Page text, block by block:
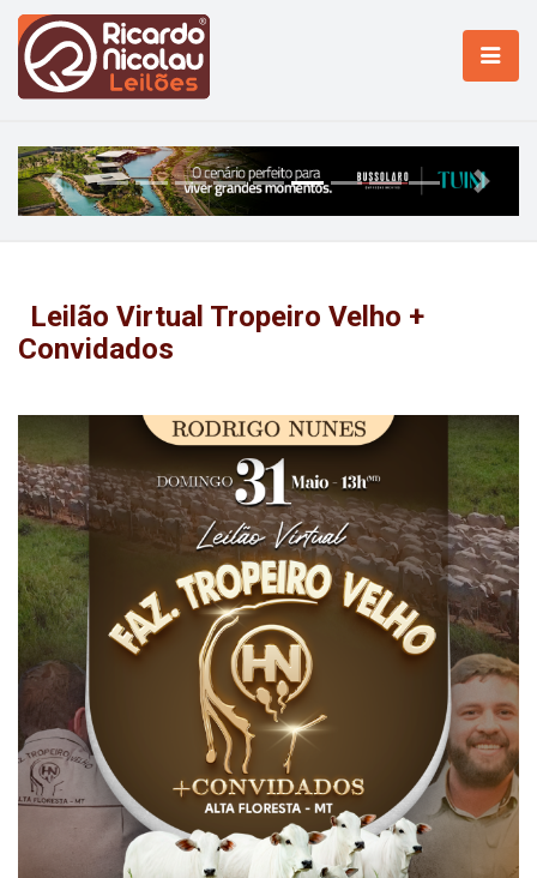
Previous Next
Leilão Virtual Tropeiro Velho +
Convidados